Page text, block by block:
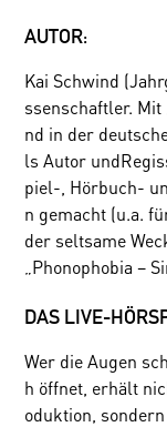
AUTOR:
Kai Schwind
ssenschaftler. Mit
nd in der
ls Autor
piel-, Hörbuch-
n gemacht (u.a.
der seltsame
„Phonophobia –
DAS LIVE-
Wer die Augen
h öffnet, erhält
oduktion,